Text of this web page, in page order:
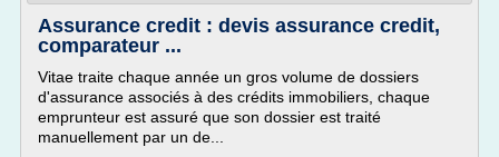
Assurance credit : devis assurance credit,
comparateur ...
Vitae traite chaque année un gros volume de dossiers
d'assurance associés à des crédits immobiliers, chaque
emprunteur est assuré que son dossier est traité
manuellement par un de...